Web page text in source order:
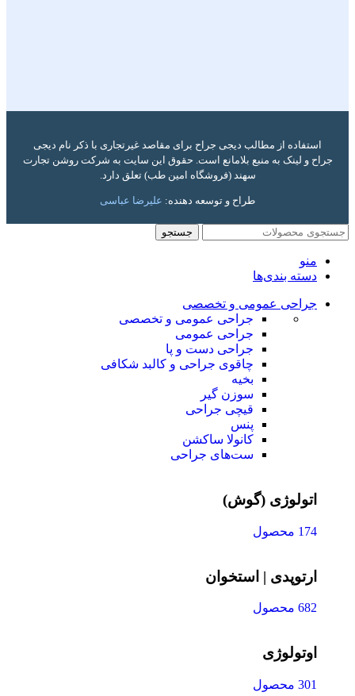
استفاده از مطالب دیجی جراح برای مقاصد غیرتجاری با ذکر نام دیجی
جراح و لینک به منبع بلامانع است. حقوق این سایت به شرکت روشن تجارت
سهند (فروشگاه امین طب) تعلق دارد.
طراح و توسعه دهنده: علیرضا عباسی
جستجو
منو
دسته بندی‌ها
جراحی عمومی و تخصصی
جراحی عمومی و تخصصی
جراحی عمومی
جراحی دست و پا
چاقوی جراحی و کالبد شکافی
بخیه
سوزن‌ گیر
قیچی‌ جراحی
پنس
کانولا ساکشن
ست‌های جراحی
اتولوژی (گوش)
174 محصول
ارتوپدی | استخوان
682 محصول
اوتولوژی
301 محصول